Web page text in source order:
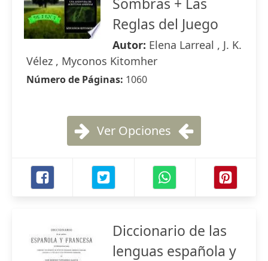
Reglas del Juego
Autor: Elena Larreal , J. K.
Vélez , Myconos Kitomher
Número de Páginas: 1060
Ver Opciones
Diccionario de las
lenguas española y